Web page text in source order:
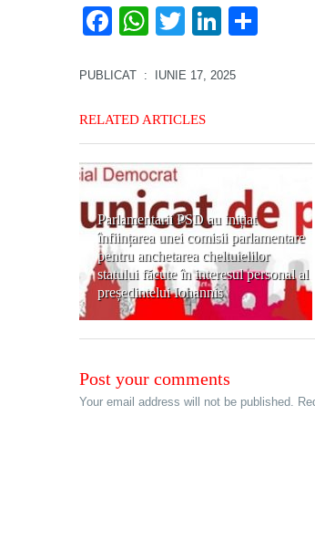
Facebook
WhatsApp
TwitterLinkedIn
PUBLICAT : IUNIE 17, 2025
RELATED ARTICLES
Parlamentarii PSD au inițiat
înființarea unei comisii parlamentare
pentru anchetarea cheltuielilor
statului făcute în interesul personal al
președintelui Iohannis
Post your comments
Your email address will not be published.